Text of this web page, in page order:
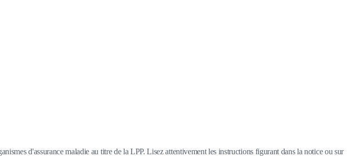
d'assurance maladie au titre de la LPP. Lisez attentivement les instructions figurant dans la notice ou sur